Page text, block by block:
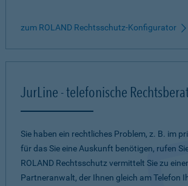
zum ROLAND Rechtsschutz-Konfigurator
JurLine - telefonische
Sie haben ein rechtliches Problem, z. B. im
für das Sie eine Auskunft benötigen, rufen
ROLAND Rechtsschutz vermittelt Sie zu
Partneranwalt, der Ihnen gleich am Telefon